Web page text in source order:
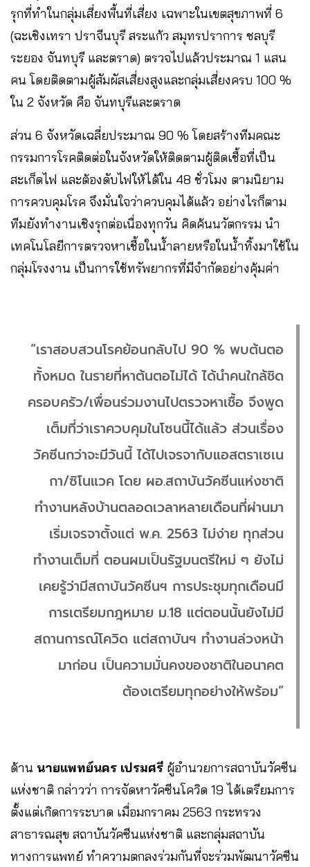
รุกที่ทำในกลุ่มเสี่ยงพื้นที่เสี่ยง เฉพาะในเขตสุขภาพที่ 6 ​
(ฉะเชิงเทรา ปราจีนบุรี สระแก้ว สมุทรปราการ ชลบุรี
ระยอง จันทบุรี และตราด) ตรวจไปแล้วประมาณ 1 แสน
คน โดยติดตามผู้สัมผัสเสี่ยงสูงและกลุ่มเสี่ยงครบ 100 %
ใน 2 จังหวัด คือ จันทบุรีและตราด
ส่วน 6 จังหวัดเฉลี่ยประมาณ 90 % โดยสร้างทีมคณะ
กรรมการโรคติดต่อในจังหวัดให้ติดตามผู้ติดเชื้อที่เป็น
สะเก็ดไฟ และต้องดับไฟให้ได้ใน 48 ชั่วโมง ตามนิยาม
การควบคุมโรค จึงมั่นใจว่าควบคุมได้แล้ว อย่างไรก็ตาม
ทีมยังทำงานเชิงรุกต่อเนื่องทุกวัน คิดค้นนวัตกรรม นำ
เทคโนโลยีการตรวจหาเชื้อในน้ำลายหรือในน้ำทิ้งมาใช้ใน
กลุ่มโรงงาน เป็นการใช้ทรัพยากรที่มีจำกัดอย่างคุ้มค่า
“เราสอบสวนโรคย้อนกลับไป 90 % พบต้นตอ
ทั้งหมด ในรายที่หาต้นตอไม่ได้ ได้นำคนใกล้ชิด
ครอบครัว/เพื่อนร่วมงานไปตรวจหาเชื้อ จึงพูด
เต็มที่ว่าเราควบคุมในโซนนี้ได้แล้ว ส่วนเรื่อง
วัคซีนกว่าจะมีวันนี้ ได้ไปเจรจากับแอสตราเซเน
กา/ซิโนแวค โดย ผอ.สถาบันวัคซีนแห่งชาติ
ทำงานหลังบ้านตลอดเวลาหลายเดือนที่ผ่านมา
เริ่มเจรจาตั้งแต่ พ.ค. 2563 ไม่ง่าย ทุกส่วน
ทำงานเต็มที่ ตอนผมเป็นรัฐมนตรีใหม่ ๆ ยังไม่
เคยรู้ว่ามีสถาบันวัคซีนฯ การประชุมทุกเดือนมี
การเตรียมกฎหมาย ม.18 แต่ตอนนั้นยังไม่มี
สถานการณ์โควิด แต่สถาบันฯ ทำงานล่วงหน้า
มาก่อน เป็นความมั่นคงของชาติในอนาคต
ต้องเตรียมทุกอย่างให้พร้อม”
ด้าน นายแพทย์นคร เปรมศรี ผู้อำนวยการสถาบันวัคซีน
แห่งชาติ กล่าวว่า การจัดหาวัคซีนโควิด 19 ได้เตรียมการ
ตั้งแต่เกิดการระบาด เมื่อมกราคม 2563 กระทรวง
สาธารณสุข สถาบันวัคซีนแห่งชาติ และกลุ่มสถาบัน
ทางการแพทย์ ทำความตกลงร่วมกันที่จะร่วมพัฒนาวัคซีน